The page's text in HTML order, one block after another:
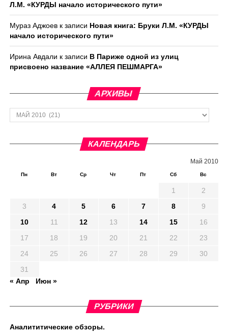
Л.М. «КУРДЫ начало исторического пути»
Мураз Аджоевк записи Новая книга: Бруки Л.М. «КУРДЫ
начало исторического пути»
Ирина Авдали к записи В Париже одной из улиц
присвоено название «АЛЛЕЯ ПЕШМАРГА»
АРХИВЫ
Архивы
КАЛЕНДАРЬ
Май 2010
Пн Вт Ср Чт Пт Сб Вс
1
2
3
4 5 6 7 8
9
10
11 12 13 14 15
16
17
18 19 20 21 22
23
24
25 26 27 28 29
30
31
« Апр
Июн »
РУБРИКИ
Аналититические обзоры.